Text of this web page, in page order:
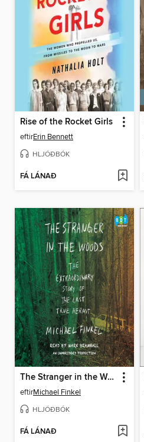
Rise of the Rocket Girls
eftirErin Bennett
HLJÓÐBÓK
FÁ LÁNAÐ
The Stranger in the Woods
eftirMichael Finkel
HLJÓÐBÓK
FÁ LÁNAÐ